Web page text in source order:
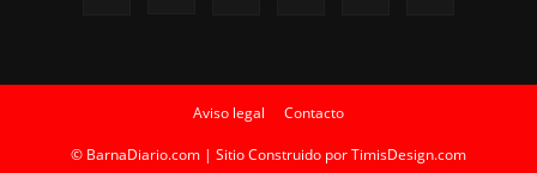
Aviso legal Contacto
© BarnaDiario.com | Sitio Construido porTimisDesign.com